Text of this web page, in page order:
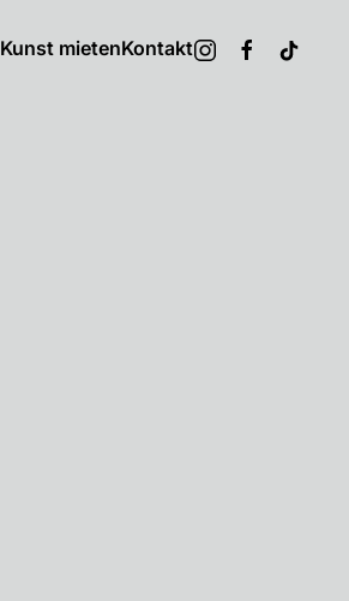
Kunst mietenKontakt